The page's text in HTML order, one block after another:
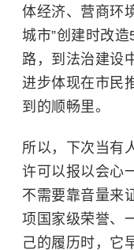
体经济、营商环
城市”创建时改
路，到法治建设
进步体现在市民
到的顺畅里。
所以，下次当有
许可以报以会心
不需要靠音量来
项国家级荣誉、
己的履历时，它